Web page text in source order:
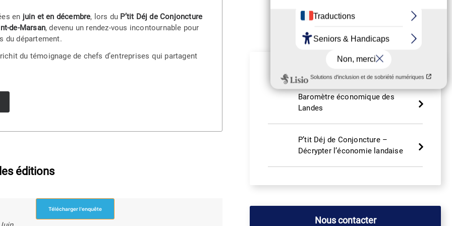
en juin et en décembre, lors du P’tit Déj de Conjoncture
de-Marsan, devenu un rendez-vous incontournable pour
du département.
du témoignage de chefs d’entreprises qui partagent
éditions
Télécharger l'enquête
Nos services recommandés
Baromètre économique des
Landes
P’tit Déj de Conjoncture –
Décrypter l’économie landaise
Nous contacter